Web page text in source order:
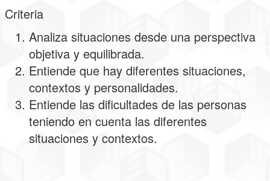
Criteria
Analiza situaciones desde una perspectiva
objetiva y equilibrada.
Entiende que hay diferentes situaciones,
contextos y personalidades.
Entiende las dificultades de las personas
teniendo en cuenta las diferentes
situaciones y contextos.